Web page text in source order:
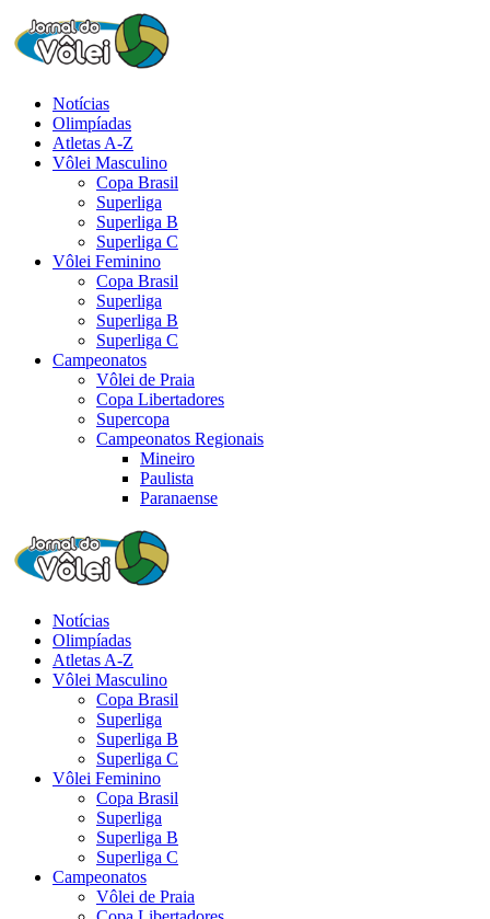
Notícias
Olimpíadas
Atletas A-Z
Vôlei Masculino
Copa Brasil
Superliga
Superliga B
Superliga C
Vôlei Feminino
Copa Brasil
Superliga
Superliga B
Superliga C
Campeonatos
Vôlei de Praia
Copa Libertadores
Supercopa
Campeonatos Regionais
Mineiro
Paulista
Paranaense
Notícias
Olimpíadas
Atletas A-Z
Vôlei Masculino
Copa Brasil
Superliga
Superliga B
Superliga C
Vôlei Feminino
Copa Brasil
Superliga
Superliga B
Superliga C
Campeonatos
Vôlei de Praia